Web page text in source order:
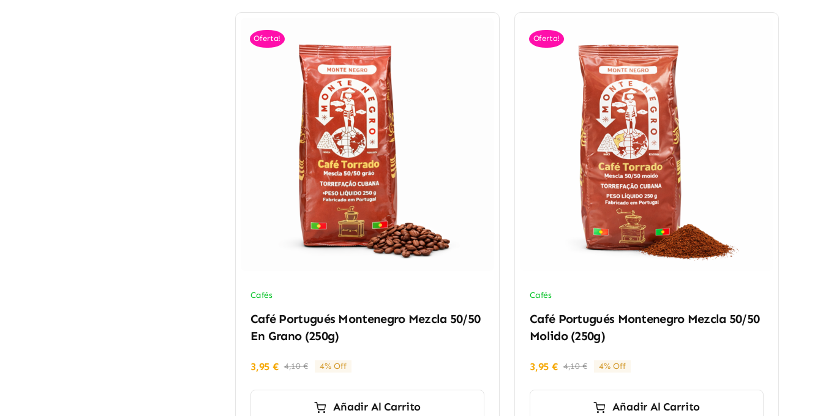
Oferta!
Cafés
Café Portugués Montenegro Mezcla 50/50
En Grano (250g)
4,10€El
era:
3,95€
El
es:
4% Off
Añadir Al Carrito
Oferta!
Cafés
Café Portugués Montenegro Mezcla 50/50
Molido (250g)
4,10€El
era:
3,95€
El
es:
4% Off
Añadir Al Carrito